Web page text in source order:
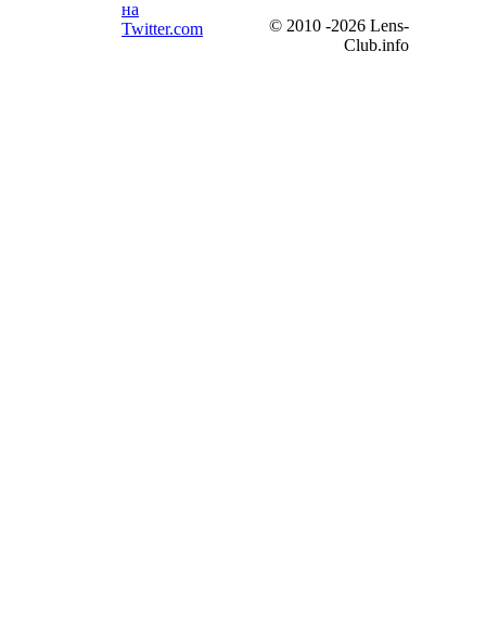
© 2010 -2026 Lens-
Club.info